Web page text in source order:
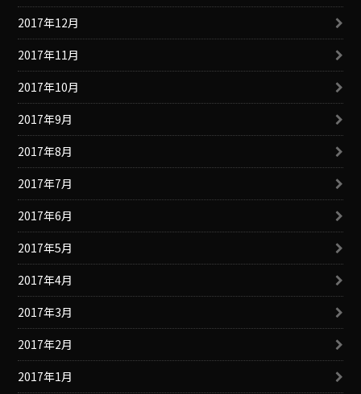
2017年12月
2017年11月
2017年10月
2017年9月
2017年8月
2017年7月
2017年6月
2017年5月
2017年4月
2017年3月
2017年2月
2017年1月